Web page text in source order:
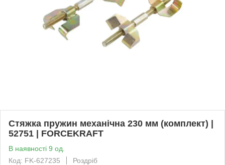
Стяжка пружин механічна 230 мм (комплект) |
52751 | FORCEKRAFT
В наявності 9 од.
Код: FK-627235
Роздріб